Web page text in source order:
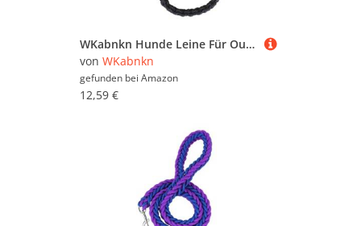
WKabnkn Hunde Leine Für Outdoor Walking Nopull Haustiertraining Leiter Praktisches Nylon Leine Einstellbares Traktionsseil Für Große Hunde Blei
von WKabnkn
gefunden bei Amazon
12,59 €